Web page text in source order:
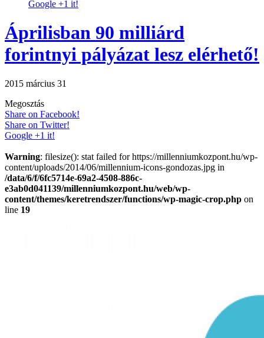
Google +1 it!
Áprilisban 90 milliárd
forintnyi pályázat lesz elérhető!
2015 március 31
Megosztás
Share on Facebook!
Share on Twitter!
Google +1 it!
Warning: filesize(): stat failed for https://millenniumkozpont.hu/wp-
content/uploads/2014/06/millennium-icons-gondozas.jpg in
/data/6/f/6fc5714e-69a2-4508-886c-
e3ab0d041139/millenniumkozpont.hu/web/wp-
content/themes/keretrendszer/functions/wp-magic-crop.php on
line 19